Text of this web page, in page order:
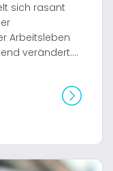
sich rasant
Arbeitsleben
verändert....